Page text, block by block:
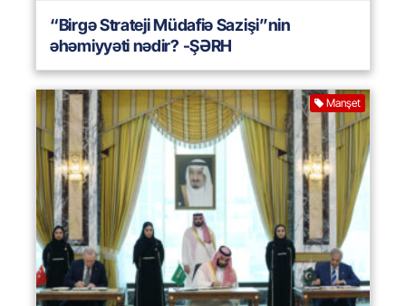
“Birgə Strateji Müdafiə Sazişi”nin
əhəmiyyəti nədir? -ŞƏRH
Manşet